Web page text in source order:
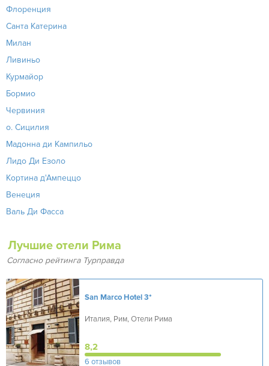
Флоренция
Санта Катерина
Милан
Ливиньо
Курмайор
Бормио
Червиния
о. Сицилия
Мадонна ди Кампильо
Лидо Ди Езоло
Кортина д'Ампеццо
Венеция
Валь Ди Фасса
Лучшие отели Рима
Согласно рейтинга Турправда
San Marco Hotel3*
Италия, Рим, Отели Рима
8,2
6 отзывов